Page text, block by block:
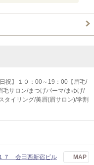
祝】１０：00～19：00【眉毛/
毛サロン/まつげパーマ/まゆげ/
タイリング/美眉(眉サロン)/学割
７ 会田西新宿ビル
MAP